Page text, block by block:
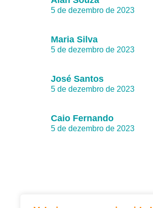
5 de dezembro de 2023
Maria Silva
5 de dezembro de 2023
José Santos
5 de dezembro de 2023
Caio Fernando
5 de dezembro de 2023